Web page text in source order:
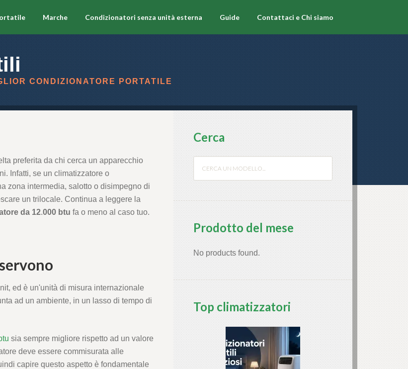
Marche Condizionatori senza unità esterna Guide Contattaci e Chi siamo
CONDIZIONATORE PORTATILE
preferita da chi cerca un apparecchio
Infatti, se un climatizzatore o
zona intermedia, salotto o disimpegno di
un trilocale. Continua a leggere la
da 12.000 btu fa o meno al caso tuo.
ed è un'unità di misura internazionale
ad un ambiente, in un lasso di tempo di
sia sempre migliore rispetto ad un valore
deve essere commisurata alle
capire questo aspetto è fondamentale
Cerca
Prodotto del mese
No products found.
Top climatizzatori